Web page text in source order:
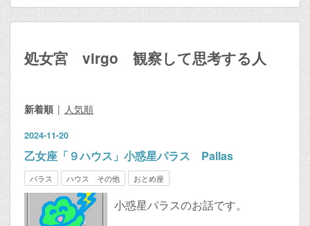
処女宮 virgo 観察して思考する人
新着順 人気順
2024-11-20
乙女座「９ハウス」小惑星パラス Pallas
パラス ハウス その他 おとめ座
小惑星パラスのお話です。